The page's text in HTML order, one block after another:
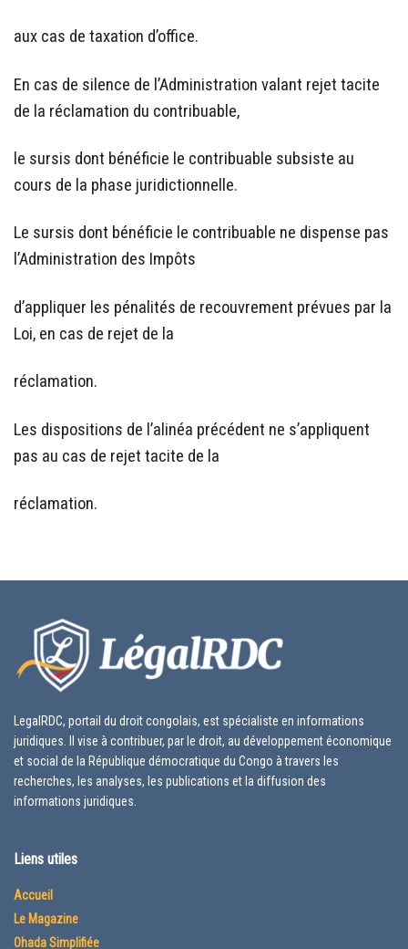
aux cas de taxation d’office.
En cas de silence de l’Administration valant rejet tacite
de la réclamation du contribuable,
le sursis dont bénéficie le contribuable subsiste au
cours de la phase juridictionnelle.
Le sursis dont bénéficie le contribuable ne dispense pas
l’Administration des Impôts
d’appliquer les pénalités de recouvrement prévues par la
Loi, en cas de rejet de la
réclamation.
Les dispositions de l’alinéa précédent ne s’appliquent
pas au cas de rejet tacite de la
réclamation.
LegalRDC, portail du droit congolais, est spécialiste en informations
juridiques. Il vise à contribuer, par le droit, au développement économique
et social de la République démocratique du Congo à travers les
recherches, les analyses, les publications et la diffusion des
informations juridiques.
Liens utiles
Accueil
Le Magazine
Ohada Simplifiée